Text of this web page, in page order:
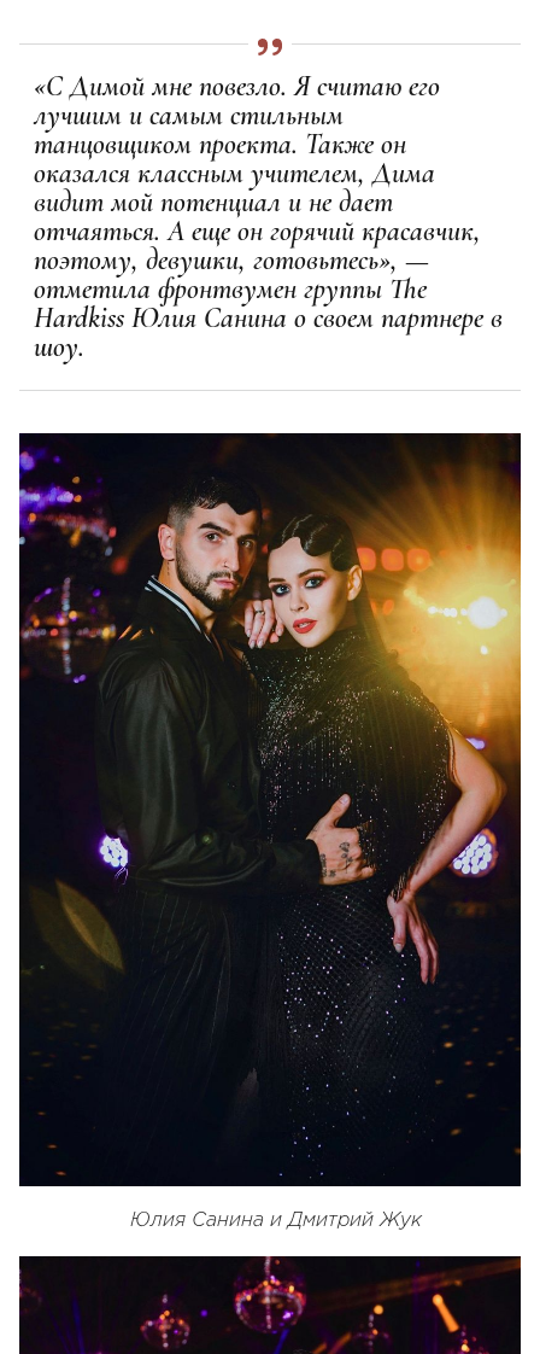
«С Димой мне повезло. Я считаю его
лучшим и самым стильным
танцовщиком проекта. Также он
оказался классным учителем, Дима
видит мой потенциал и не дает
отчаяться. А еще он горячий красавчик,
поэтому, девушки, готовьтесь», —
отметила фронтвумен группы The
Hardkiss Юлия Санина о своем партнере в
шоу.
Юлия Санина и Дмитрий Жук